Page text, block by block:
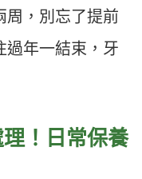
周，別忘了提前
過年一結束，牙
！日常保養